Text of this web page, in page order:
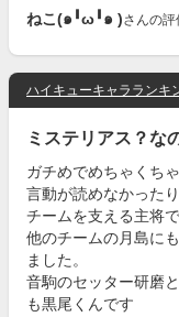
ねこ(๑╹ω╹๑ )さんの評
ハイキューキャラランキ
ミステリアス？な
ガチめでめちゃくち
言動が読めなかった
チームを支える主将で
他のチームの月島に
ました。
音駒のセッター研磨
も黒尾くんです